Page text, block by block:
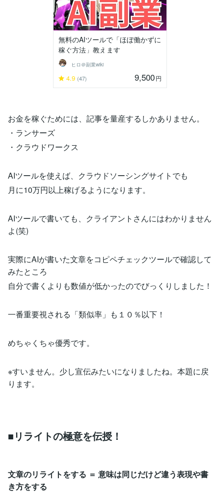
無料のAIツールで「ほぼ働かずに
稼ぐ方法」教えます
ヒロ＠副業wiki
4.9 (47) 9,500円
お金を稼ぐためには、記事を量産するしかありません。
・ランサーズ
・クラウドワークス
AIツールを使えば、クラウドソーシングサイトでも
月に10万円以上稼げるようになります。
AIツールで書いても、クライアントさんにはわかりません
よ(笑)
実際にAIが書いた文章をコピペチェックツールで確認して
みたところ
自分で書くよりも数値が低かったのでびっくりしました！
一番重要視される「類似率」も１０％以下！
めちゃくちゃ優秀です。
※すいません。少し宣伝みたいになりましたね。本題に戻
ります。
■リライトの極意を伝授！
文章のリライトをする ＝ 意味は同じだけど違う表現や書
き方をする